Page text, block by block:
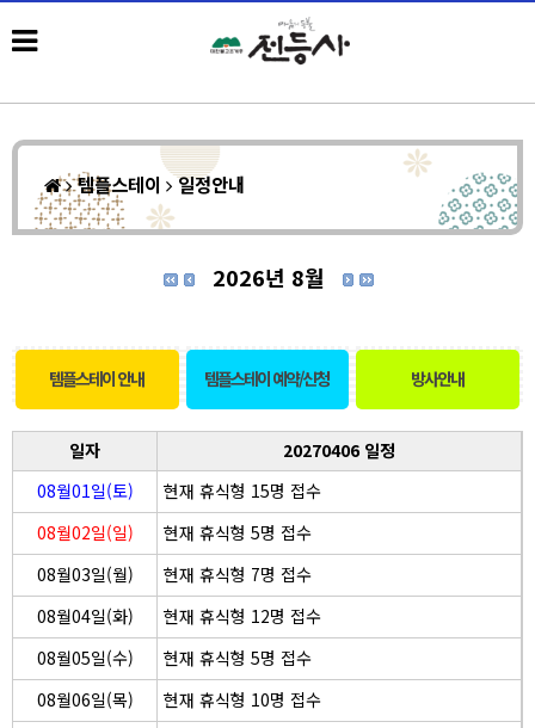
템플스테이 일정안내
2026년 8월
템플스테이 안내 템플스테이 예약/신청 방사안내
일자
20270406 일정
08월01일(토)
현재 휴식형 15명 접수
08월02일(일)
현재 휴식형 5명 접수
08월03일(월)
현재 휴식형 7명 접수
08월04일(화)
현재 휴식형 12명 접수
08월05일(수)
현재 휴식형 5명 접수
08월06일(목)
현재 휴식형 10명 접수